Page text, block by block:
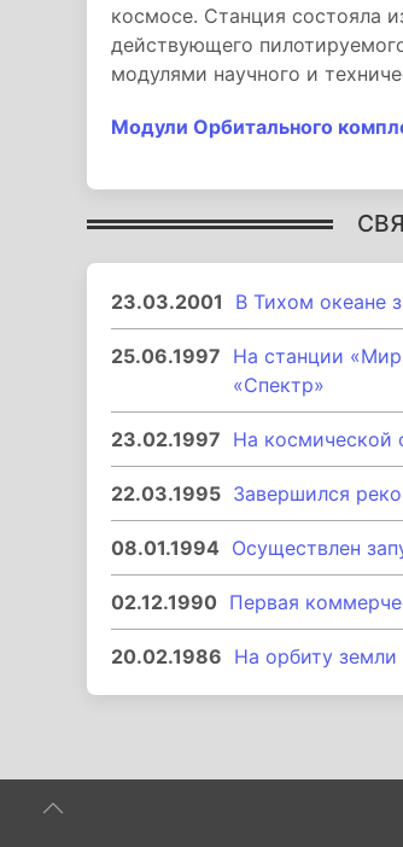
космосе. Станция состояла
действующего
модулями научного и
Модули Орбитального
23.03.2001 В Тихом океане
25.06.1997 На станции
«Спектр»
23.02.1997 На космической
22.03.1995 Завершился
08.01.1994 Осуществлен
02.12.1990 Первая
20.02.1986 На орбиту